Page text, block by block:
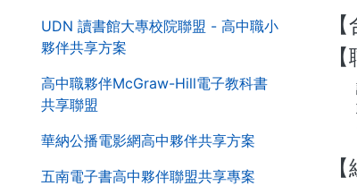
UDN 讀書館大專校院聯盟 - 高中職小
夥伴共享方案
高中職夥伴McGraw-Hill電子教科書
共享聯盟
華納公播電影網高中夥伴共享方案
五南電子書高中夥伴聯盟共享專案
讀
聯
電